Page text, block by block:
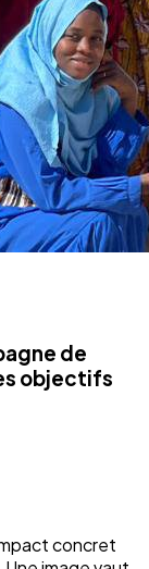
concret
Une image vaut